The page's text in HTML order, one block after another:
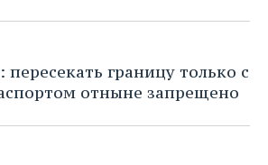
границу только с
отныне запрещено